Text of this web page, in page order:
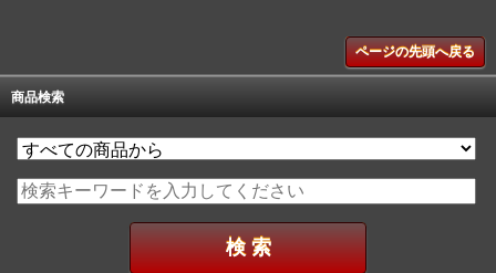
ページの先頭へ戻る
商品検索